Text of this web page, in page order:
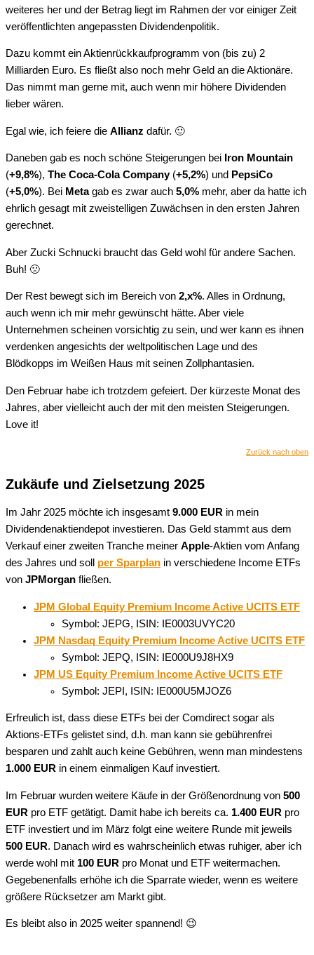
weiteres her und der Betrag liegt im Rahmen der vor einiger Zeit
veröffentlichten angepassten Dividendenpolitik.
Dazu kommt ein Aktienrückkaufprogramm von (bis zu) 2
Milliarden Euro. Es fließt also noch mehr Geld an die Aktionäre.
Das nimmt man gerne mit, auch wenn mir höhere Dividenden
lieber wären.
Egal wie, ich feiere die Allianz dafür. 🙂
Daneben gab es noch schöne Steigerungen bei Iron Mountain
(+9,8%), The Coca-Cola Company(+5,2%) und PepsiCo
(+5,0%). Bei Metagab es zwar auch 5,0% mehr, aber da hatte ich
ehrlich gesagt mit zweistelligen Zuwächsen in den ersten Jahren
gerechnet.
Aber Zucki Schnucki braucht das Geld wohl für andere Sachen.
Buh! 🙁
Der Rest bewegt sich im Bereich von 2,x%. Alles in Ordnung,
auch wenn ich mir mehr gewünscht hätte. Aber viele
Unternehmen scheinen vorsichtig zu sein, und wer kann es ihnen
verdenken angesichts der weltpolitischen Lage und des
Blödkopps im Weißen Haus mit seinen Zollphantasien.
Den Februar habe ich trotzdem gefeiert. Der kürzeste Monat des
Jahres, aber vielleicht auch der mit den meisten Steigerungen.
Love it!
Zurück nach oben
Zukäufe und Zielsetzung 2025
Im Jahr 2025 möchte ich insgesamt 9.000 EUR in mein
Dividendenaktiendepot investieren. Das Geld stammt aus dem
Verkauf einer zweiten Tranche meiner Apple-Aktien vom Anfang
des Jahres und soll per Sparplan in verschiedene Income ETFs
von JPMorgan fließen.
JPM Global Equity Premium Income Active UCITS ETF
Symbol: JEPG, ISIN: IE0003UVYC20
JPM Nasdaq Equity Premium Income Active UCITS ETF
Symbol: JEPQ, ISIN: IE000U9J8HX9
JPM US Equity Premium Income Active UCITS ETF
Symbol: JEPI, ISIN: IE000U5MJOZ6
Erfreulich ist, dass diese ETFs bei der Comdirect sogar als
Aktions-ETFs gelistet sind, d.h. man kann sie gebührenfrei
besparen und zahlt auch keine Gebühren, wenn man mindestens
1.000 EUR in einem einmaligen Kauf investiert.
Im Februar wurden weitere Käufe in der Größenordnung von 500
EUR pro ETF getätigt. Damit habe ich bereits ca. 1.400 EUR pro
ETF investiert und im März folgt eine weitere Runde mit jeweils
500 EUR. Danach wird es wahrscheinlich etwas ruhiger, aber ich
werde wohl mit 100 EUR pro Monat und ETF weitermachen.
Gegebenenfalls erhöhe ich die Sparrate wieder, wenn es weitere
größere Rücksetzer am Markt gibt.
Es bleibt also in 2025 weiter spannend! 😉